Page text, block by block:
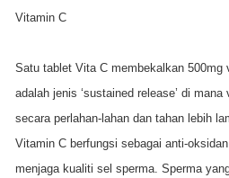
Vitamin C
Satu tablet Vita C membekalkan 500mg
adalah jenis ‘sustained release’ di
secara perlahan-lahan dan tahan lebih
Vitamin C berfungsi sebagai anti-
menjaga kualiti sel sperma. Sperma